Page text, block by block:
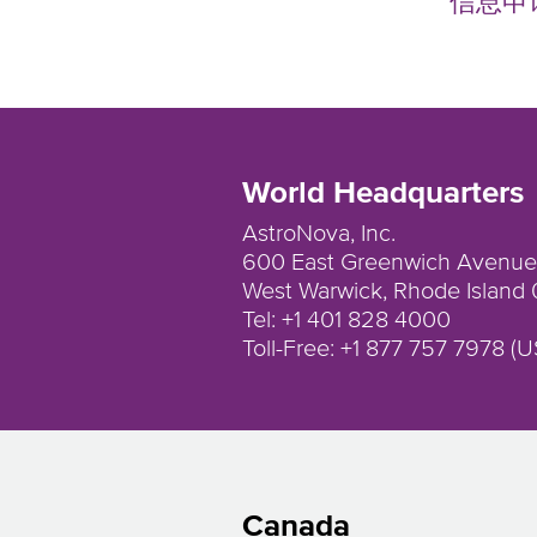
World Headquarters
AstroNova, Inc.
600 East Greenwich Avenue
West Warwick, Rhode
Tel: +1 401 828 4000
Toll-Free: +1 877 757 7978
Canada